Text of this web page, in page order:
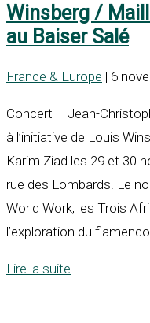
Winsberg /
au Baiser Salé
France & Europe | 6
Concert – Jean-
à l’initiative de Louis
Karim Ziad les 29 et 30
rue des Lombards. Le
World Work, les Trois
l’exploration du
Lire la suite